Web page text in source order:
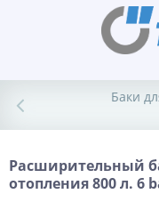
Баки
Расширительный
отопления 800 л. 6